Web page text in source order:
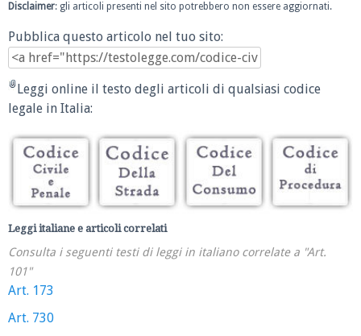
Disclaimer: gli articoli presenti nel sito potrebbero non essere aggiornati.
Pubblica questo articolo nel tuo sito:
Leggi online il testo degli articoli di qualsiasi codice
legale in Italia:
Leggi italiane e articoli correlati
Consulta i seguenti testi di leggi in italiano correlate a "Art.
101"
Art. 173
Art. 730